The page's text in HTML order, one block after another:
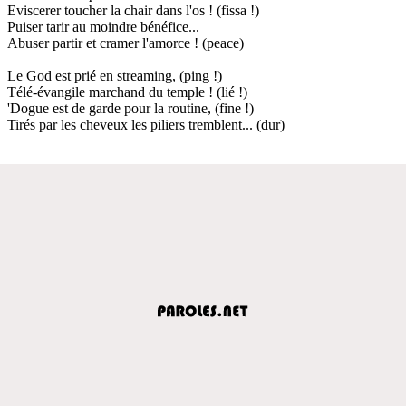
Eviscerer toucher la chair dans l'os ! (fissa !)
Puiser tarir au moindre bénéfice...
Abuser partir et cramer l'amorce ! (peace)
Le God est prié en streaming, (ping !)
Télé-évangile marchand du temple ! (lié !)
'Dogue est de garde pour la routine, (fine !)
Tirés par les cheveux les piliers tremblent... (dur)